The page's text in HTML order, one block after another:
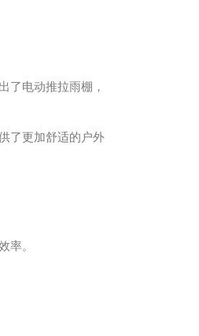
了电动推拉雨棚，
了更加舒适的户外
率。